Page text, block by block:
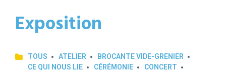
Exposition
TOUS ATELIER
BROCANTE VIDE-GRENIER
CE QUI NOUS LIE
CÉRÉMONIE
CONCERT